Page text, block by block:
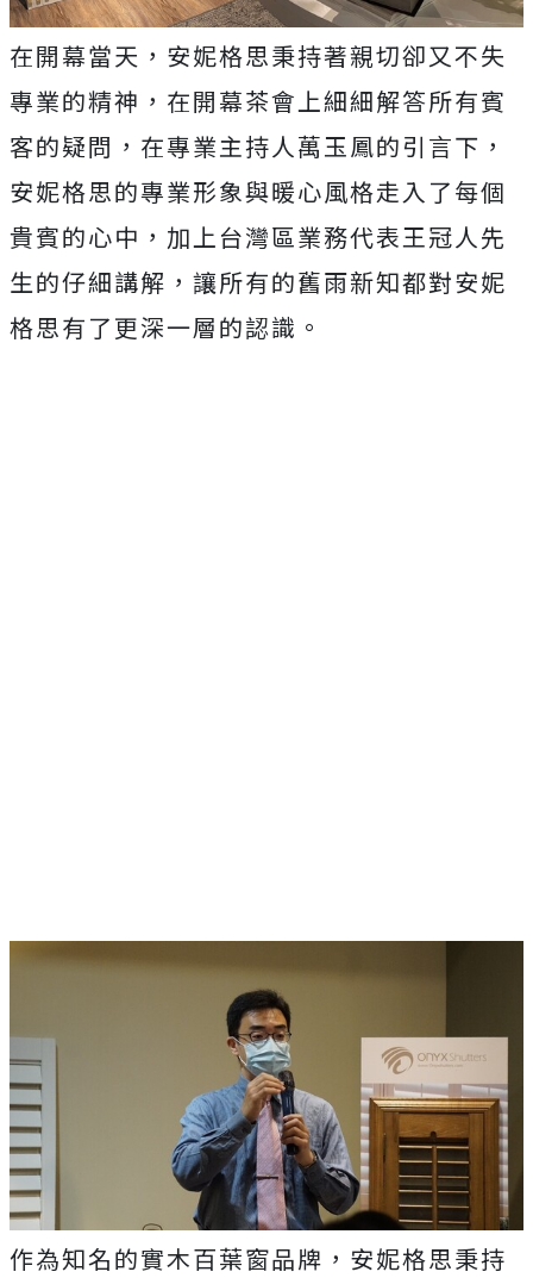
在開幕當天，安妮格思秉持著親切卻又不失
專業的精神，在開幕茶會上細細解答所有賓
客的疑問，在專業主持人萬玉鳳的引言下，
安妮格思的專業形象與暖心風格走入了每個
貴賓的心中，加上台灣區業務代表王冠人先
生的仔細講解，讓所有的舊雨新知都對安妮
格思有了更深一層的認識。
作為知名的實木百葉窗品牌，安妮格思秉持